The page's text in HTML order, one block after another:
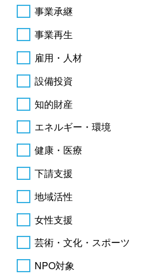
事業承継
事業再生
雇用・人材
設備投資
知的財産
エネルギー・環境
健康・医療
下請支援
地域活性
女性支援
芸術・文化・スポーツ
NPO対象